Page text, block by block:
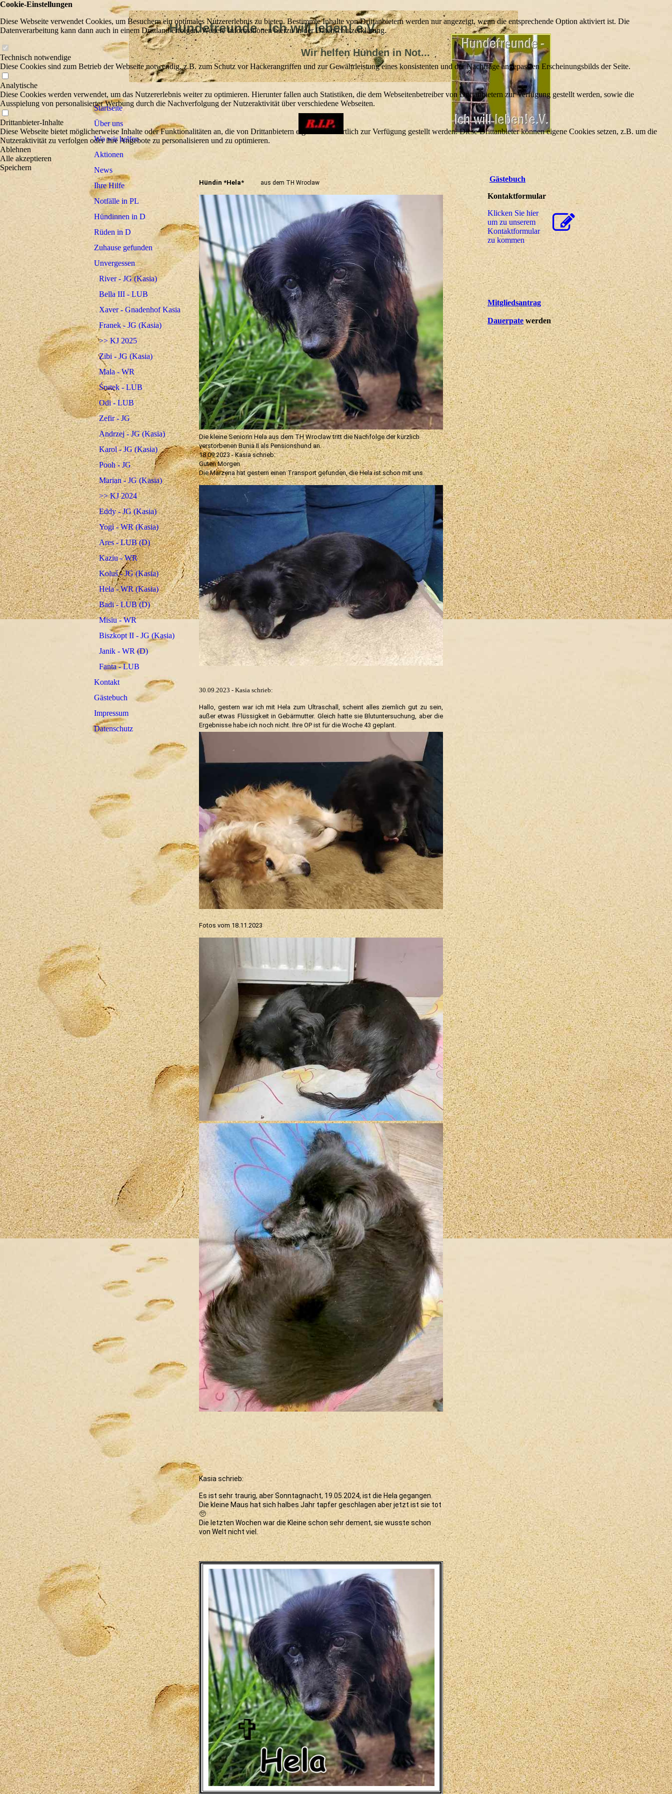
Hündin *Hela* aus dem TH Wroclaw
Die kleine Seniorin Hela aus dem TH Wroclaw tritt die Nachfolge der kürzlich
verstorbenen Bunia II als Pensionshund an.
18.09.2023 - Kasia schrieb:
Guten Morgen
Die Marzena hat gestern einen Transport gefunden, die Hela ist schon mit uns.
30.09.2023 - Kasia schrieb:
Hallo, gestern war ich mit Hela zum Ultraschall, scheint alles ziemlich gut zu sein,
außer etwas Flüssigkeit in Gebärmutter. Gleich hatte sie Blutuntersuchung, aber die
Ergebnisse habe ich noch nicht. Ihre OP ist für die Woche 43 geplant.
Fotos vom 18.11.2023
Kasia schrieb:
Es ist sehr traurig, aber Sonntagnacht, 19.05.2024, ist die Hela gegangen.
Die kleine Maus hat sich halbes Jahr tapfer geschlagen aber jetzt ist sie tot
🥺
Die letzten Wochen war die Kleine schon sehr dement, sie wusste schon
von Welt nicht viel.
Startseite
Über uns
Wo wir helfen
Aktionen
News
Ihre Hilfe
Notfälle in PL
Hündinnen in D
Rüden in D
Zuhause gefunden
Unvergessen
River - JG (Kasia)
Bella III - LUB
Xaver - Gnadenhof Kasia
Franek - JG (Kasia)
>> KJ 2025
Zibi - JG (Kasia)
Mala - WR
Śrutek - LUB
Odi - LUB
Zefir - JG
Andrzej - JG (Kasia)
Karol - JG (Kasia)
Pooh - JG
Marian - JG (Kasia)
>> KJ 2024
Eddy - JG (Kasia)
Yogi - WR (Kasia)
Ares - LUB (D)
Kaziu - WR
Koluś - JG (Kasia)
Hela - WR (Kasia)
Badi - LUB (D)
Misiu - WR
Biszkopt II - JG (Kasia)
Janik - WR (D)
Fanta - LUB
Kontakt
Gästebuch
Impressum
Datenschutz
Hundefreunde - Ich will leben! e.V.
Wir helfen Hunden in Not...
Gästebuch
Kontaktformular
Klicken Sie hier
um zu unserem
Kon­takt­for­mu­lar
zu kommen
Mitgliedsantrag
Dauerpate werden
Cookie-Einstellungen
Diese Webseite verwendet Cookies, um Besuchern ein optimales Nutzererlebnis zu bieten. Bestimmte Inhalte von Drittanbietern werden nur angezeigt, wenn die entsprechende Option aktiviert ist. Die
Datenverarbeitung kann dann auch in einem Drittland erfolgen. Weitere Informationen hierzu in der Datenschutzerklärung.
Technisch notwendige
Diese Cookies sind zum Betrieb der Webseite notwendig, z.B. zum Schutz vor Hackerangriffen und zur Gewährleistung eines konsistenten und der Nachfrage angepassten Erscheinungsbilds der Seite.
Analytische
Diese Cookies werden verwendet, um das Nutzererlebnis weiter zu optimieren. Hierunter fallen auch Statistiken, die dem Webseitenbetreiber von Drittanbietern zur Verfügung gestellt werden, sowie die
Ausspielung von personalisierter Werbung durch die Nachverfolgung der Nutzeraktivität über verschiedene Webseiten.
Drittanbieter-Inhalte
Diese Webseite bietet möglicherweise Inhalte oder Funktionalitäten an, die von Drittanbietern eigenverantwortlich zur Verfügung gestellt werden. Diese Drittanbieter können eigene Cookies setzen, z.B. um die
Nutzeraktivität zu verfolgen oder ihre Angebote zu personalisieren und zu optimieren.
Ablehnen
Alle akzeptieren
Speichern